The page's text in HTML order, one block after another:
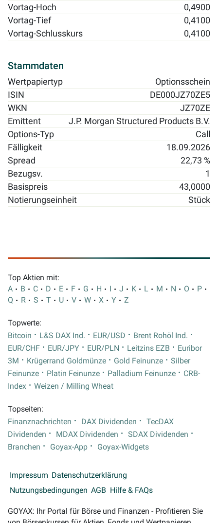
Vortag-Hoch
0,4900
Vortag-Tief
0,4100
Vortag-Schlusskurs
0,4100
Stammdaten
Wertpapiertyp
Optionsschein
ISIN
DE000JZ70ZE5
WKN
JZ70ZE
Emittent
J.P. Morgan Structured Products B.V.
Options-Typ
Call
Fälligkeit
18.09.2026
Spread
22,73 %
Bezugsv.
1
Basispreis
43,0000
Notierungseinheit
Stück
Top Aktien mit:
A
B C D E F G H I J K L M N O
P
Q
R S T U V W X Y Z
Topwerte:
Bitcoin
L&S DAX Ind. EUR/USD
Brent Rohöl Ind.
EUR/CHF
EUR/JPY EUR/PLN Leitzins EZB
Euribor
3M
Krügerrand Goldmünze Gold Feinunze
Silber
Feinunze
Platin Feinunze Palladium Feinunze
CRB-
Index
Weizen / Milling Wheat
Topseiten:
Finanznachrichten
DAX Dividenden
TecDAX
Dividenden
MDAX Dividenden
SDAX Dividenden
Branchen
Goyax-App Goyax-Widgets
Impressum Datenschutzerklärung
Nutzungsbedingungen AGB Hilfe & FAQs
GOYAX: Ihr Portal für Börse und Finanzen - Profitieren Sie